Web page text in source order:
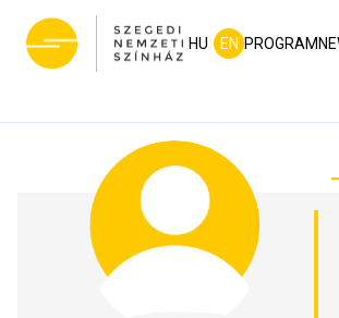
HU EN PROGRAM